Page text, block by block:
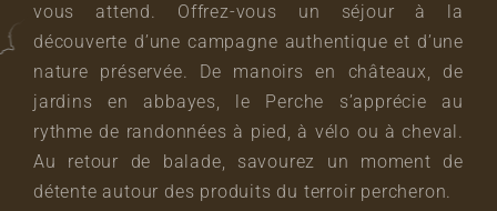
vous attend. Offrez-vous un séjour à la
découverte d’une campagne authentique et d’une
nature préservée. De manoirs en châteaux, de
jardins en abbayes, le Perche s’apprécie au
rythme de randonnées à pied, à vélo ou à cheval.
Au retour de balade, savourez un moment de
détente autour des produits du terroir percheron.